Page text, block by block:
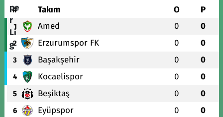
# Takım O P
1 Amed 0 0
2 Erzurumspor FK 0 0
3 Başakşehir 0 0
4 Kocaelispor 0 0
5 Beşiktaş 0 0
6 Eyüpspor 0 0